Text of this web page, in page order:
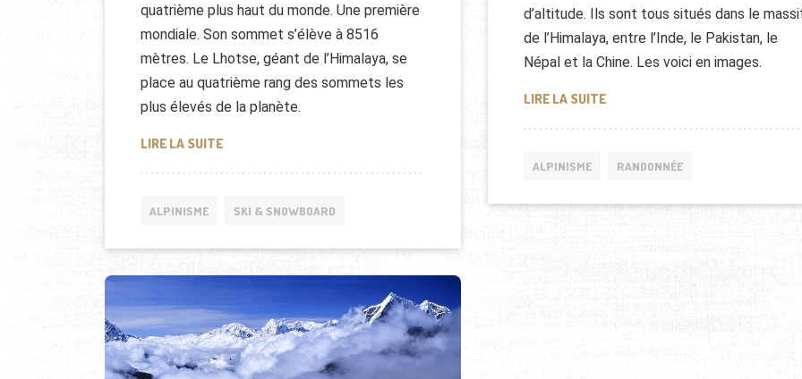
quatrième plus haut du monde. Une première
mondiale. Son sommet s’élève à 8516
mètres. Le Lhotse, géant de l’Himalaya, se
place au quatrième rang des sommets les
plus élevés de la planète.
LIRE LA SUITEDESCENTE INTÉGRALE À SKI DU LHOTSE
ALPINISME SKI & SNOWBOARD
d’altitude. Ils sont tous situés dans le
de l’Himalaya, entre l’Inde, le Pakistan, le
Népal et la Chine. Les voici en images.
LIRE LA SUITELES PLUS HAUTS SOMMETS DU
ALPINISME RANDONNÉE